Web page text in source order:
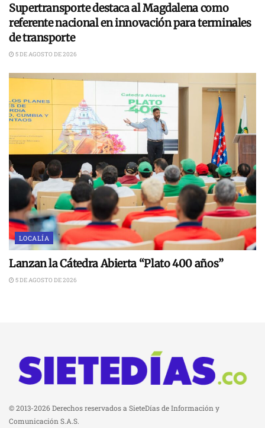
Supertransporte destaca al Magdalena como
referente nacional en innovación para terminales
de transporte
5 DE AGOSTO DE 2026
LOCALÍA
Lanzan la Cátedra Abierta “Plato 400 años”
5 DE AGOSTO DE 2026
© 2013-2026 Derechos reservados a SieteDías de Información y
Comunicación S.A.S.